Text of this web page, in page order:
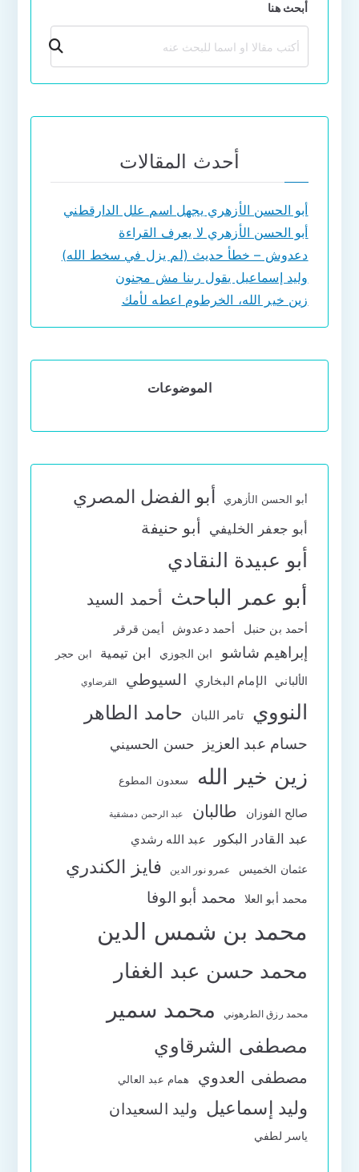
أبحث هنا
بحث
أحدث المقالات
أبو الحسن الأزهري يجهل اسم علل الدارقطني
أبو الحسن الأزهري لا يعرف القراءة
دعدوش – خطأ حديث (لم يزل في سخط الله)
وليد إسماعيل يقول ربنا مش مجنون
زين خير الله، الخرطوم اعطه لأمك
الموضوعات
أبو الحسن الأزهري أبو الفضل المصري
أبو جعفر الخليفي أبو حنيفة
أبو عبيدة النقادي
أبو عمر الباحث أحمد السيد
أحمد بن حنبل أحمد دعدوش أيمن قرقر
إبراهيم شاشو ابن الجوزي ابن تيمية ابن حجر
الألباني الإمام البخاري السيوطي القرضاوي
النووي تامر اللبان حامد الطاهر
حسام عبد العزيز حسن الحسيني
زين خير الله سعدون المطوع
صالح الفوزان طالبان عبد الرحمن دمشقية
عبد القادر البكور عبد الله رشدي
عثمان الخميس عمرو نور الدين فايز الكندري
محمد أبو العلا محمد أبو الوفا
محمد بن شمس الدين
محمد حسن عبد الغفار
محمد رزق الطرهوني محمد سمير
مصطفى الشرقاوي
مصطفى العدوي همام عبد العالي
وليد إسماعيل وليد السعيدان
ياسر لطفي